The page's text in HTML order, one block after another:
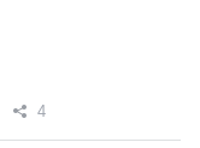
4